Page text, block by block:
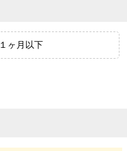
１ヶ月以下